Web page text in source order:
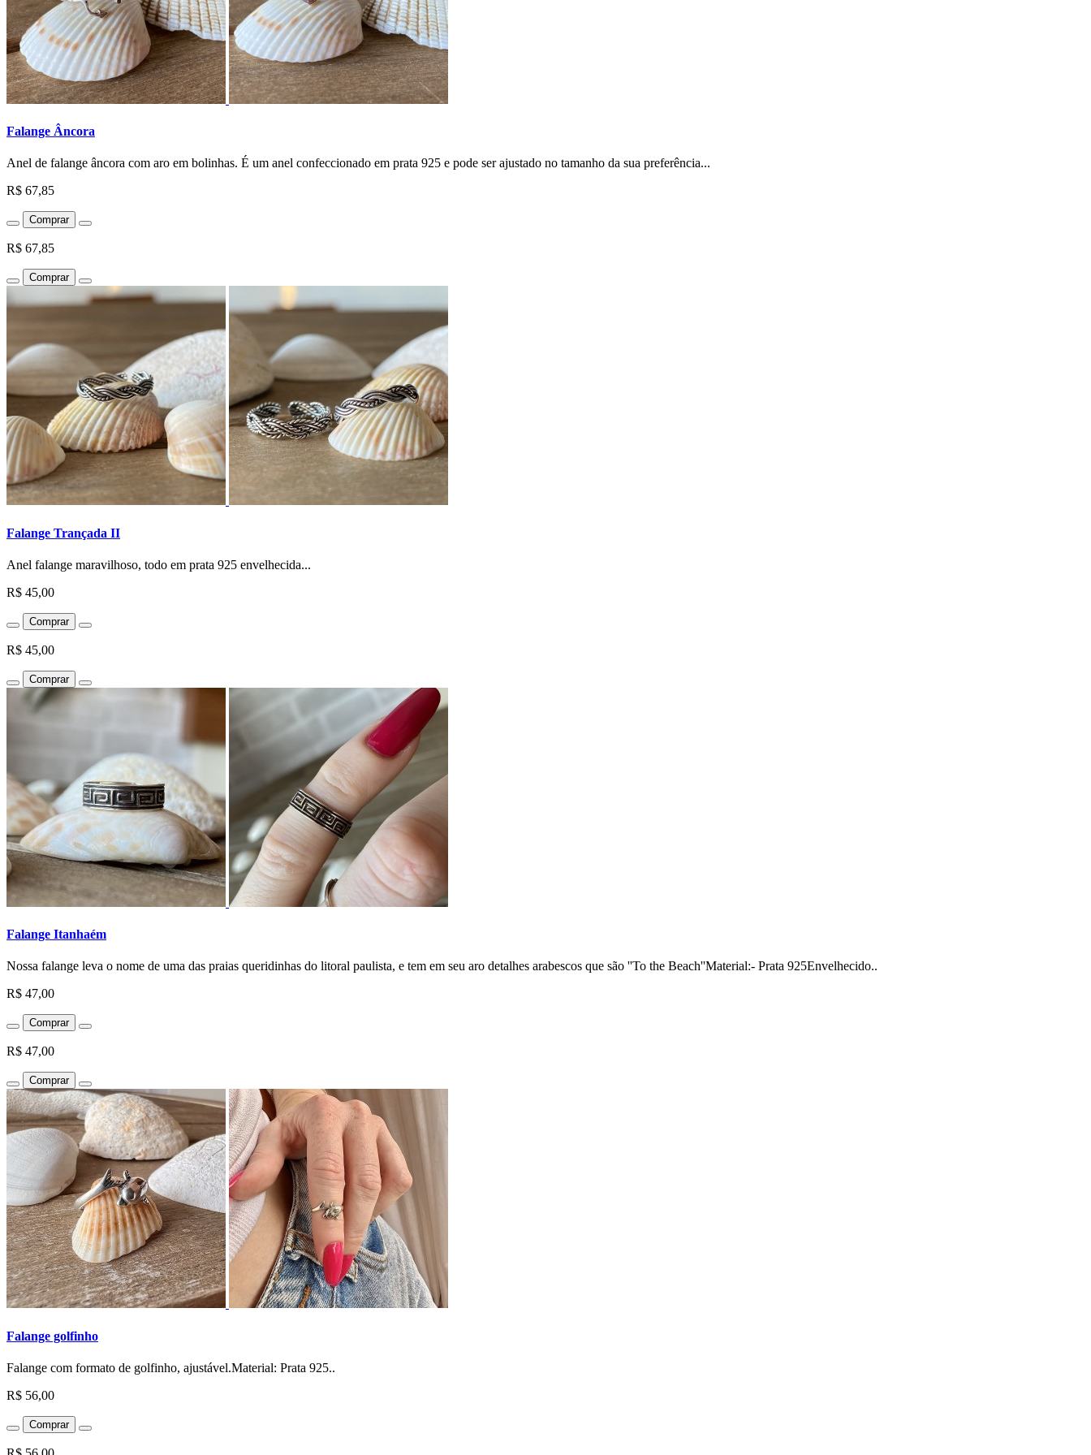
Falange Âncora
Anel de falange âncora com aro em bolinhas. É um anel confeccionado em prata 925 e pode ser ajustado no tamanho da sua preferência...
R$ 67,85
Comprar
R$ 67,85
Comprar
Falange Trançada II
Anel falange maravilhoso, todo em prata 925 envelhecida...
R$ 45,00
Comprar
R$ 45,00
Comprar
Falange Itanhaém
Nossa falange leva o nome de uma das praias queridinhas do litoral paulista, e tem em seu aro detalhes arabescos que são ''To the Beach''Material:- Prata 925Envelhecido..
R$ 47,00
Comprar
R$ 47,00
Comprar
Falange golfinho
Falange com formato de golfinho, ajustável.Material: Prata 925..
R$ 56,00
Comprar